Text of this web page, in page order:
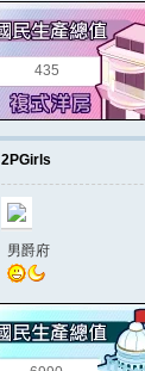
435
2PGirls
男爵府